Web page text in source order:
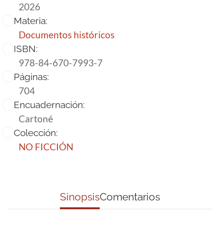
2026
Materia:
Documentos históricos
ISBN:
978-84-670-7993-7
Páginas:
704
Encuadernación:
Cartoné
Colección:
NO FICCIÓN
SinopsisComentarios